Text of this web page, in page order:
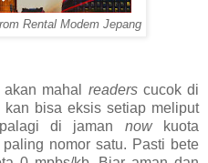
Rental Modem Jepang
mahal readerscucok di
kan bisa eksis setiap meliput
di jaman nowkuota
nomor satu. Pasti bete